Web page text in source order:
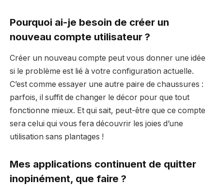
Pourquoi ai-je besoin de créer un
nouveau compte utilisateur ?
Créer un nouveau compte peut vous donner une idée
si le problème est lié à votre configuration actuelle.
C’est comme essayer une autre paire de chaussures :
parfois, il suffit de changer le décor pour que tout
fonctionne mieux. Et qui sait, peut-être que ce compte
sera celui qui vous fera découvrir les joies d’une
utilisation sans plantages !
Mes applications continuent de quitter
inopinément, que faire ?